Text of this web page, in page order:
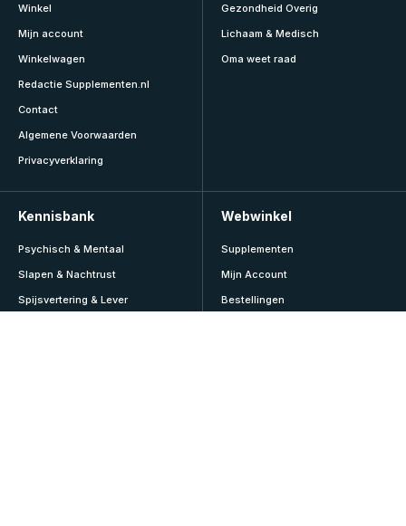
Winkel
Mijn account
Winkelwagen
Redactie Supplementen.nl
Contact
Algemene Voorwaarden
Privacyverklaring
Gezondheid Overig
Lichaam & Medisch
Oma weet raad
Kennisbank
Psychisch & Mentaal
Slapen & Nachtrust
Spijsvertering & Lever
Webwinkel
Supplementen
Mijn Account
Bestellingen